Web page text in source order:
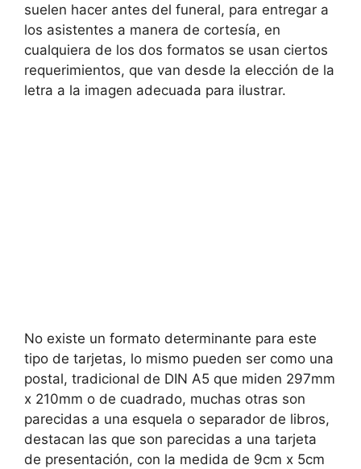
suelen hacer antes del funeral, para entregar a
los asistentes a manera de cortesía, en
cualquiera de los dos formatos se usan ciertos
requerimientos, que van desde la elección de la
letra a la imagen adecuada para ilustrar.
No existe un formato determinante para este
tipo de tarjetas, lo mismo pueden ser como una
postal, tradicional de DIN A5 que miden 297mm
x 210mm o de cuadrado, muchas otras son
parecidas a una esquela o separador de libros,
destacan las que son parecidas a una tarjeta
de presentación, con la medida de 9cm x 5cm